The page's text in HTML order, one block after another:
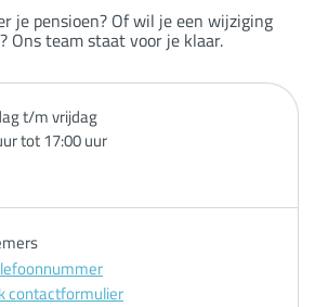
je pensioen? Of wil je een wijziging
Ons team staat voor je klaar.
t/m vrijdag
tot 17:00 uur
contactformulier